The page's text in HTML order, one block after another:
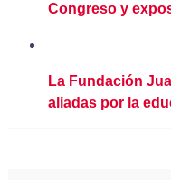
Congreso y
La Fundación
aliadas por la